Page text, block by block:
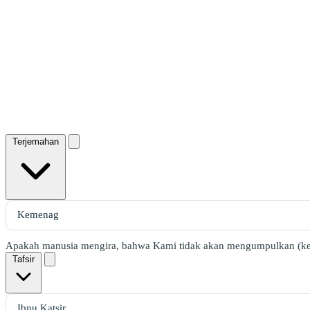
Terjemahan
Apakah manusia mengira, bahwa Kami tidak akan mengumpulkan
Tafsir